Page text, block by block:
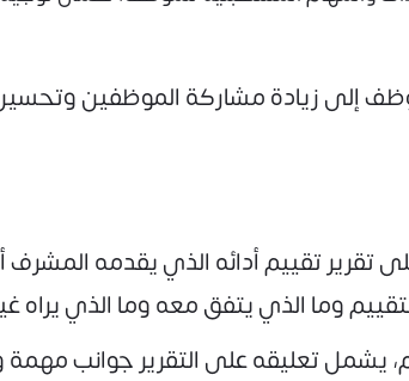
إلى زيادة مشاركة الموظفين
تقييم أدائه الذي يقدمه المشرف أو
وما الذي يتفق معه وما الذي
يشمل تعليقه على التقرير جوانب